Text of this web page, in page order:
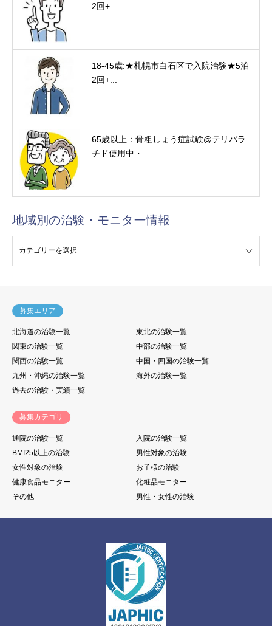
2回+...
18-45歳:★札幌市白石区で入院治験★5泊
2回+...
65歳以上：骨粗しょう症試験@テリパラ
チド使用中・...
地域別の治験・モニター情報
募集エリア
北海道の治験一覧
東北の治験一覧
関東の治験一覧
中部の治験一覧
関西の治験一覧
中国・四国の治験一覧
九州・沖縄の治験一覧
海外の治験一覧
過去の治験・実績一覧
募集カテゴリ
通院の治験一覧
入院の治験一覧
BMI25以上の治験
男性対象の治験
女性対象の治験
お子様の治験
健康食品モニター
化粧品モニター
その他
男性・女性の治験